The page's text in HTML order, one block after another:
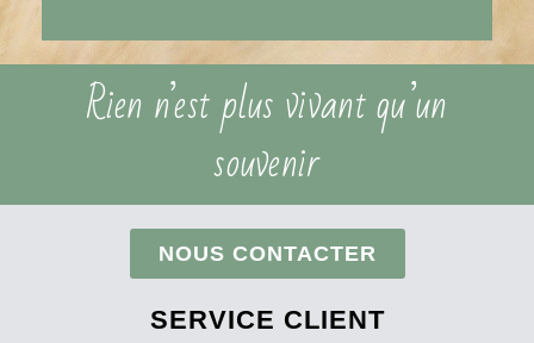
Rien n’est plus vivant qu’un
souvenir
NOUS CONTACTER
SERVICE CLIENT